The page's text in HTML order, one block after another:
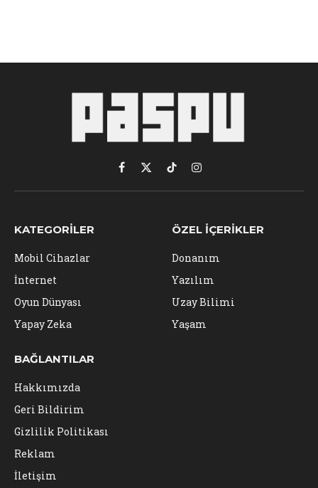
Facebook
X
(Twitter)
TikTokInstagram
KATEGORILER
Mobil Cihazlar
İnternet
Oyun Dünyası
Yapay Zeka
ÖZEL İÇERIKLER
Donanım
Yazılım
Uzay Bilimi
Yaşam
BAĞLANTILAR
Hakkımızda
Geri Bildirim
Gizlilik Politikası
Reklam
İletişim